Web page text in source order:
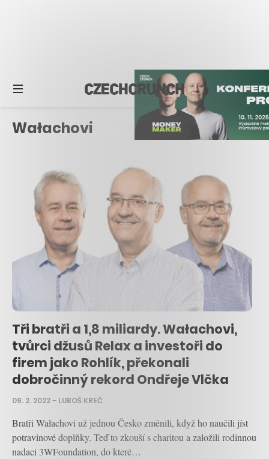
Wałachovi
Tři bratři a 1,8 miliardy. Wałachovi,
tvůrci džusů Relax a investoři do
firem jako Rohlík, překonali
dobročinný rekord Ondřeje Vlčka
09. 2. 2022– LUBOŠ KREČ
Bratři Wałachovi už jednou Česko změnili, když ho naučili jíst
potravinové doplňky. Teď to zkouší s charitou a založili rodinnou
nadaci 3WFoundation, do které…